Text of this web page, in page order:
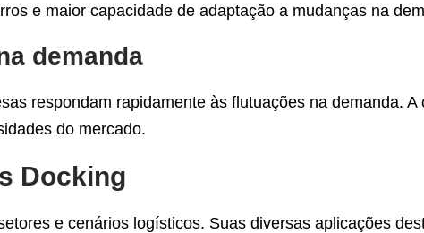
e maior capacidade de adaptação a mudanças na
demanda
respondam rapidamente às flutuações na demanda.
do mercado.
Docking
e cenários logísticos. Suas diversas aplicações